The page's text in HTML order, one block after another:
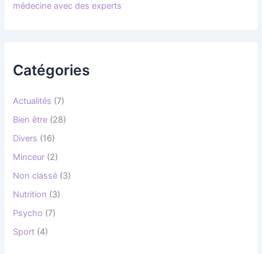
médecine avec des experts
Catégories
Actualités (7)
Bien être (28)
Divers (16)
Minceur (2)
Non classé (3)
Nutrition (3)
Psycho (7)
Sport (4)